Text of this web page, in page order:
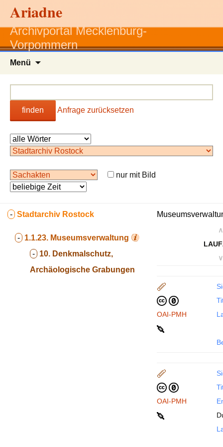
Ariadne
Archivportal Mecklenburg-
Vorpommern
Menü
finden Anfrage zurücksetzen
nur mit Bild
- Stadtarchiv Rostock
- 1.1.23. Museumsverwaltung
- 10. Denkmalschutz,
Archäologische Grabungen
∧
∨
OAI-PMH
OAI-PMH